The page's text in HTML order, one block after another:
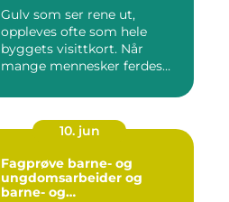
Gulv som ser rene ut,
oppleves ofte som hele
byggets visittkort. Når
mange mennesker ferdes
10. jun
Fagprøve barne- og
ungdomsarbeider og
barne- og